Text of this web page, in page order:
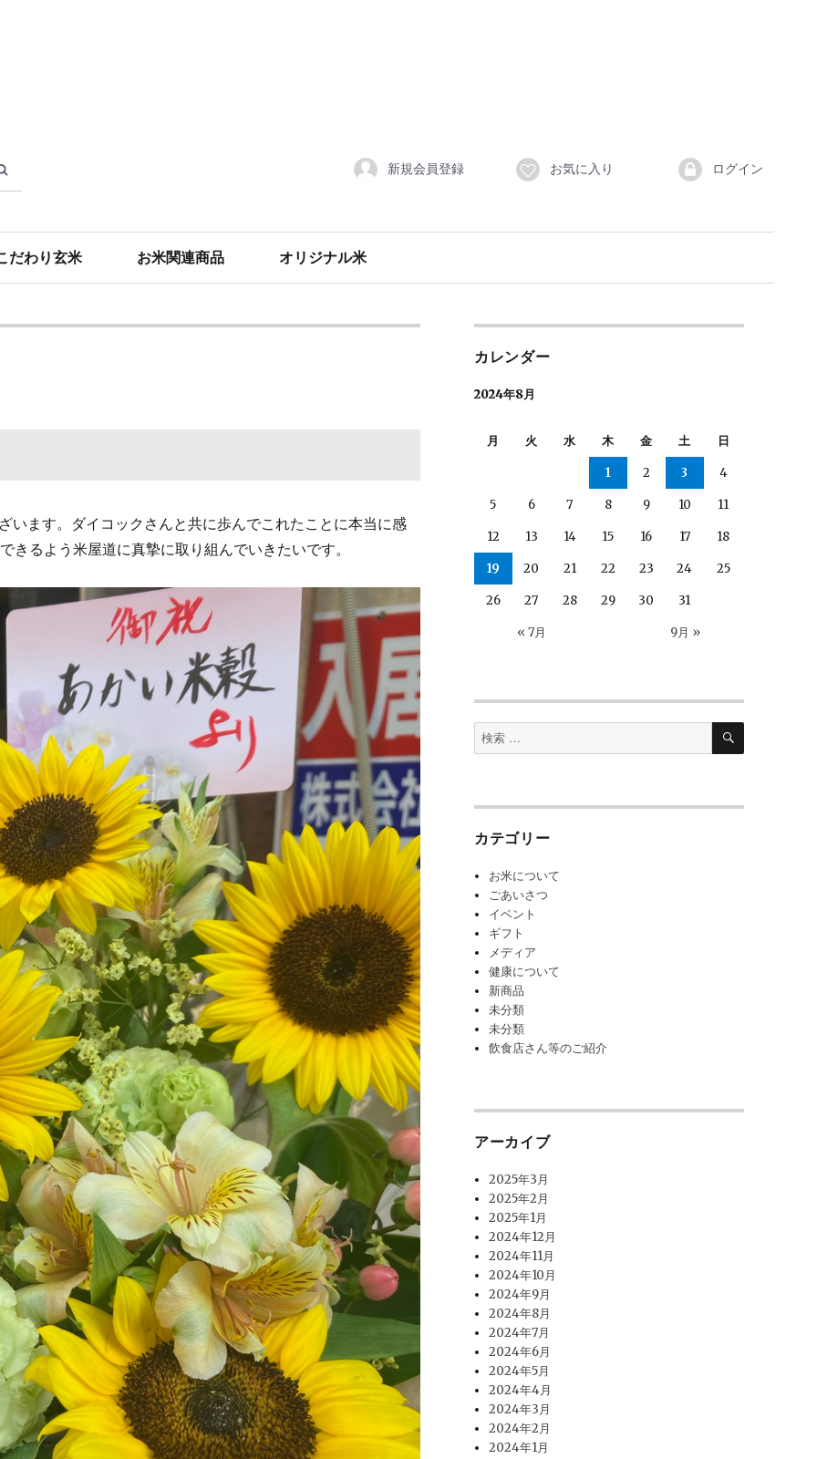
新規会員登録 お気に入り ログイン
だわり玄米 お米関連商品 オリジナル米
います。ダイコックさんと共に歩んでこれたことに本当に感
るよう米屋道に真摯に取り組んでいきたいです。
カレンダー
2024年8月
月 火 水 木 金 土 日
« 7月 9月 »
1 2 3 4
5 6 7 8 9 10 11
12 13 14 15 16 17 18
19 20 21 22 23 24 25
26 27 28 29 30 31
検
索
検
カテゴリー
お米について
ごあいさつ
イベント
ギフト
メディア
健康について
新商品
未分類
未分類
飲食店さん等のご紹介
アーカイブ
2025年3月
2025年2月
2025年1月
2024年12月
2024年11月
2024年10月
2024年9月
2024年8月
2024年7月
2024年6月
2024年5月
2024年4月
2024年3月
2024年2月
2024年1月